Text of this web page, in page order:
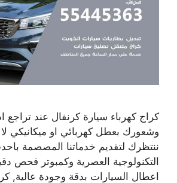
كراج كهرباء سيارة كرنفال عند تراجع
وشعورك بعطل كهربائي او ميكانيكي لا
ننتظرك لتقديم خدماتنا المصصمة
التكنولوجية العصرية وكمبوتر فحص
اعطال السيارات بدقة وجودة عالية,